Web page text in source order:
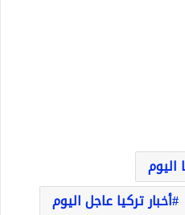
اليوم
أخبار تركيا عاجل اليوم